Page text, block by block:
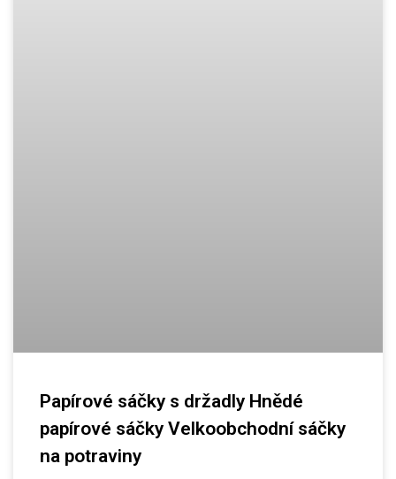
Papírové sáčky s držadly Hnědé
papírové sáčky Velkoobchodní sáčky
na potraviny